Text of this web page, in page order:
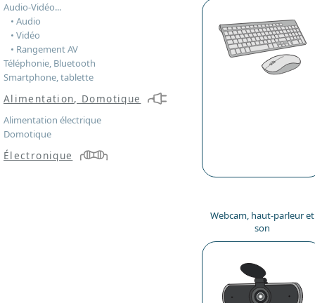
Webcam, haut-parleur et
son
Audio-Vidéo...
• Audio
• Vidéo
• Rangement AV
Téléphonie, Bluetooth
Smartphone, tablette
Alimentation, Domotique
Alimentation électrique
Domotique
Électronique